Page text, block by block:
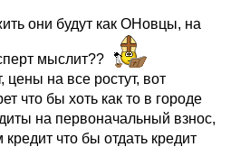
они будут как ОНовцы, на
мыслит??
цены на все ростут, вот
что бы хоть как то в городе
на первоначальный взнос,
что бы отдать кредит